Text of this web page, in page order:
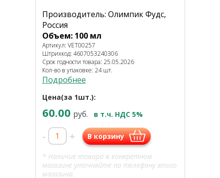
Производитель: Олимпик Фудс,
Россия
Объем: 100 мл
Артикул: VET00257
Штрихкод: 4607053240306
Срок годности товара: 25.05.2026
Кол-во в упаковке: 24 шт.
Подробнее
Цена(за 1шт.):
60.00 руб. в т.ч. НДС 5%
- + В корзину
* Наличие товара в конкретном
магазине уточняйте по телефону этого
магазина.